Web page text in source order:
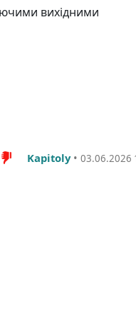
вихідними
Kapitoly• 03.06.2026